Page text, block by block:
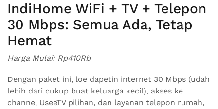
IndiHome WiFi + TV + Telepon
30 Mbps: Semua Ada, Tetap
Hemat
Harga Mulai: Rp410Rb
Dengan paket ini, loe dapetin internet 30 Mbps (udah
lebih dari cukup buat keluarga kecil), akses ke
channel UseeTV pilihan, dan layanan telepon rumah,